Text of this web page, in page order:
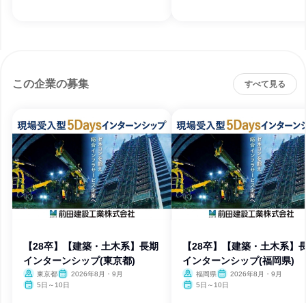
この企業の募集 すべて見る
【28卒】【建築・土木系】長期
インターンシップ(東京都)
東京都
2026年8月・9月
5日～10日
【28卒】【建築・土木系】
インターンシップ(福岡県)
福岡県
2026年8月・9月
5日～10日